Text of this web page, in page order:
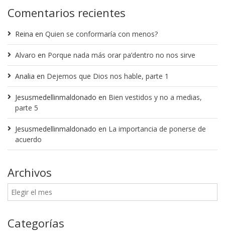
Comentarios recientes
Reina en Quien se conformaría con menos?
Alvaro en Porque nada más orar pa’dentro no nos sirve
Analia en Dejemos que Dios nos hable, parte 1
Jesusmedellinmaldonado en Bien vestidos y no a medias,
parte 5
Jesusmedellinmaldonado en La importancia de ponerse de
acuerdo
Archivos
Categorías